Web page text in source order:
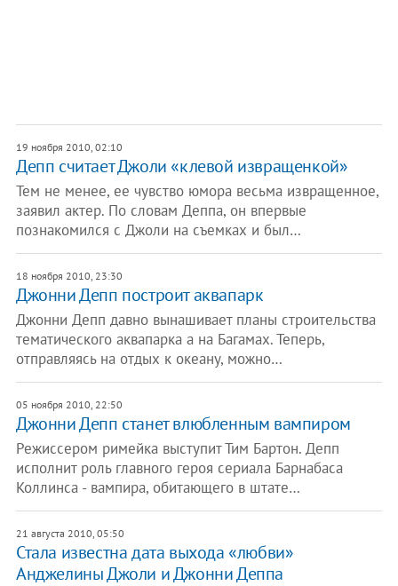
19 ноября 2010, 02:10
Депп считает Джоли «клевой извращенкой»
Тем не менее, ее чувство юмора весьма извращенное,
заявил актер. По словам Деппа, он впервые
познакомился с Джоли на съемках и был…
18 ноября 2010, 23:30
Джонни Депп построит аквапарк
Джонни Депп давно вынашивает планы строительства
тематического аквапарка а на Багамах. Теперь,
отправляясь на отдых к океану, можно…
05 ноября 2010, 22:50
Джонни Депп станет влюбленным вампиром
Режиссером римейка выступит Тим Бартон. Депп
исполнит роль главного героя сериала Барнабаса
Коллинса - вампира, обитающего в штате…
21 августа 2010, 05:50
Стала известна дата выхода «любви»
Анджелины Джоли и Джонни Деппа